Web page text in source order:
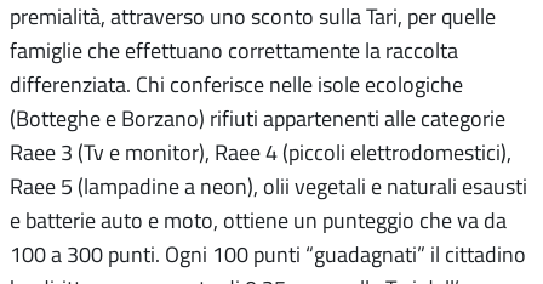
premialità, attraverso uno sconto sulla Tari, per quelle
famiglie che effettuano correttamente la raccolta
differenziata. Chi conferisce nelle isole ecologiche
(Botteghe e Borzano) rifiuti appartenenti alle categorie
Raee 3 (Tv e monitor), Raee 4 (piccoli elettrodomestici),
Raee 5 (lampadine a neon), olii vegetali e naturali esausti
e batterie auto e moto, ottiene un punteggio che va da
100 a 300 punti. Ogni 100 punti “guadagnati” il cittadino